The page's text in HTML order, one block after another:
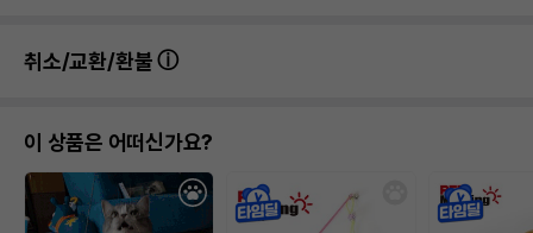
취소/교환/환불
이 상품은 어떠신가요?